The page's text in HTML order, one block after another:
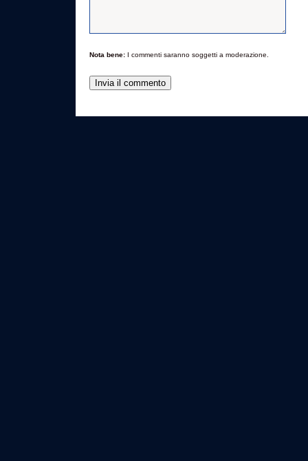
Nota bene: I commenti saranno soggetti a moderazione.